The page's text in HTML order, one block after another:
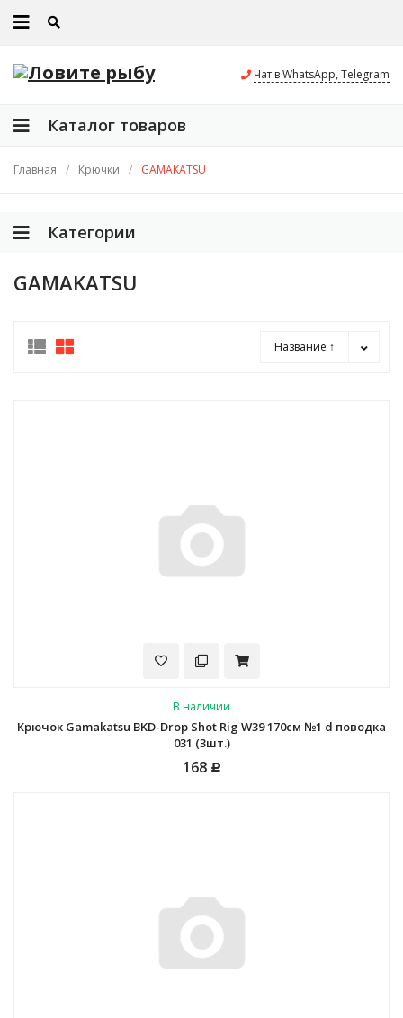
Чат в WhatsApp, Telegram
Каталог товаров
Главная / Крючки / GAMAKATSU
Категории
GAMAKATSU
Название ↑
В наличии
Крючок Gamakatsu BKD-Drop Shot Rig W39 170см №1 d поводка
031 (3шт.)
168 Р